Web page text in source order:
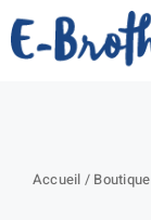
Passer
au
Accueil / Boutique